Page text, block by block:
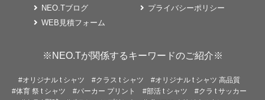
NEO.Tブログ
WEB見積フォーム
プライバシーポリシー
※NEO.Tが関係するキーワードのご紹介※
#オリジナル t シャツ #クラス t シャツ
#オリジナル t シャツ 高品質
#体育 祭 t シャツ
#パーカー プリント #部活 t シャツ
#クラ t サッカー